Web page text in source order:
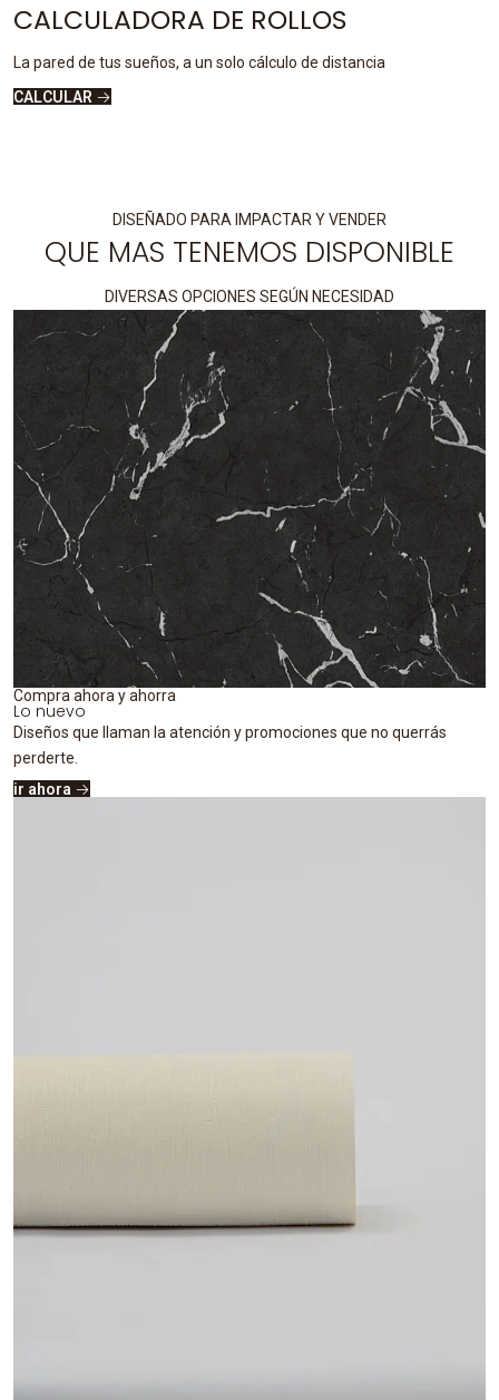
CALCULADORA DE ROLLOS
La pared de tus sueños, a un solo cálculo de distancia
CALCULAR
DISEÑADO PARA IMPACTAR Y VENDER
QUE MAS TENEMOS DISPONIBLE
DIVERSAS OPCIONES SEGÚN NECESIDAD
Compra ahora y ahorra
Lo nuevo
Diseños que llaman la atención y promociones que no querrás
perderte.
ir ahora